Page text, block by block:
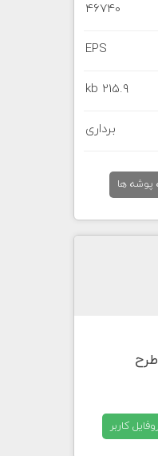
46740
EPS
215.9 kb
برداری
پوشه ها
کاربر